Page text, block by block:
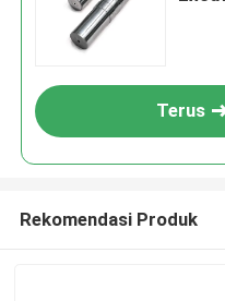
Terus
Rekomendasi Produk